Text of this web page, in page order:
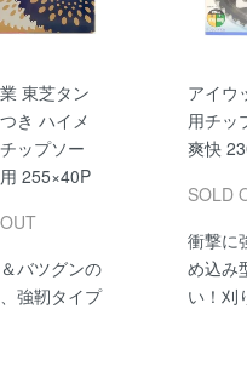
東芝タン
き ハイメ
ップソー
255×40P
バツグンの
強靭タイプ
アイウ
用チッ
爽快
SOLD
衝撃に
め込み
い！刈